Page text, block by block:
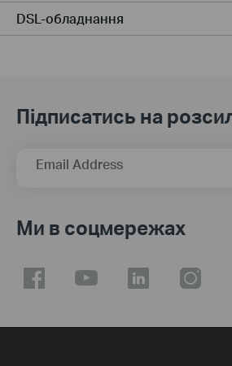
DSL-обладнання
Підписатись на
Email Address
Ми в соцмережах